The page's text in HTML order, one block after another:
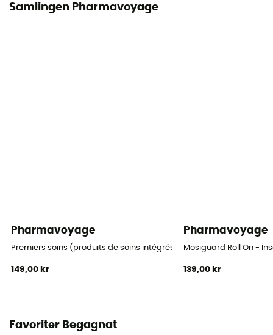
Samlingen Pharmavoyage
Pharmavoyage
Premiers soins (produits de soins intégrés) - Första hjälpen-set
149,00 kr
Pharmavoyage
Mosiguard Roll On -
139,00 kr
Favoriter Begagnat